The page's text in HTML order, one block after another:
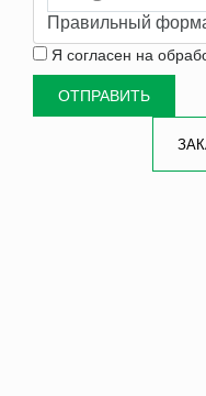
Правильный
Я согласен на